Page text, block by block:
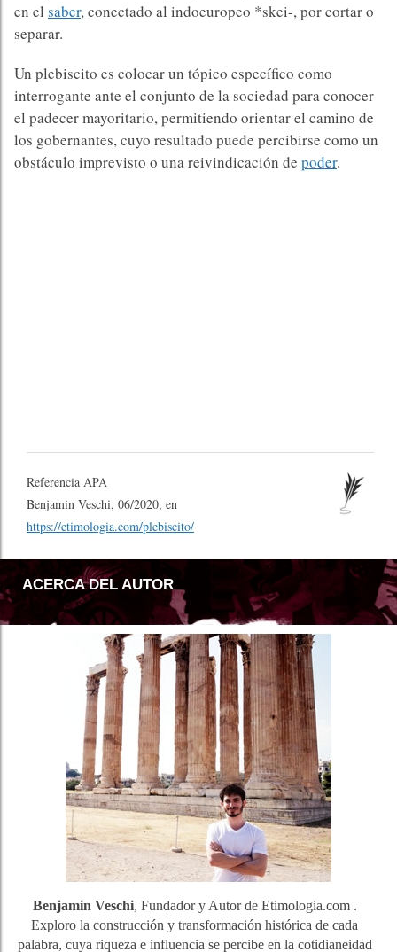
en el saber, conectado al indoeuropeo *skei-, por cortar o
separar.
Un plebiscito es colocar un tópico específico como
interrogante ante el conjunto de la sociedad para conocer
el padecer mayoritario, permitiendo orientar el camino de
los gobernantes, cuyo resultado puede percibirse como un
obstáculo imprevisto o una reivindicación de poder.
Referencia APA
Benjamin Veschi, 06/2020, en
https://etimologia.com/plebiscito/
ACERCA DEL AUTOR
Benjamin Veschi, Fundador y Autor de Etimologia.com .
Exploro la construcción y transformación histórica de cada
palabra, cuya riqueza e influencia se percibe en la cotidianeidad